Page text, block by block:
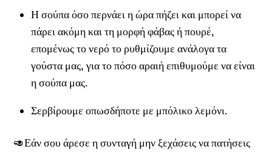
Η σούπα όσο περνάει η ώρα πήζει και μπορεί να
πάρει ακόμη και τη μορφή φάβας ή πουρέ,
επομένως το νερό το ρυθμίζουμε ανάλογα τα
γούστα μας, για το πόσο αραιή επιθυμούμε να είναι
η σούπα μας.
Σερβίρουμε οπωσδήποτε με μπόλικο λεμόνι.
🥑Εάν σου άρεσε η συνταγή μην ξεχάσεις να πατήσεις